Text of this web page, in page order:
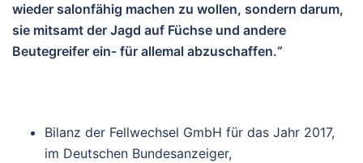
wieder salonfähig machen zu wollen, sondern darum,
sie mitsamt der Jagd auf Füchse und andere
Beutegreifer ein- für allemal abzuschaffen.“
Bilanz der Fellwechsel GmbH für das Jahr 2017,
im Deutschen Bundesanzeiger,